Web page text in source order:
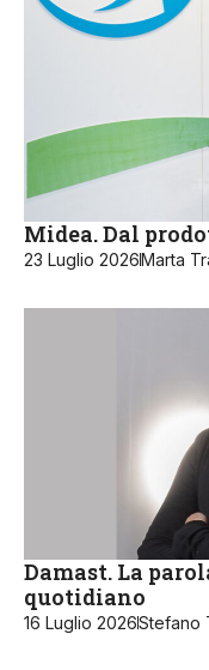
Midea. Dal
23 Luglio 2026Marta
Damast. La
quotidiano
16 Luglio 2026Stefano